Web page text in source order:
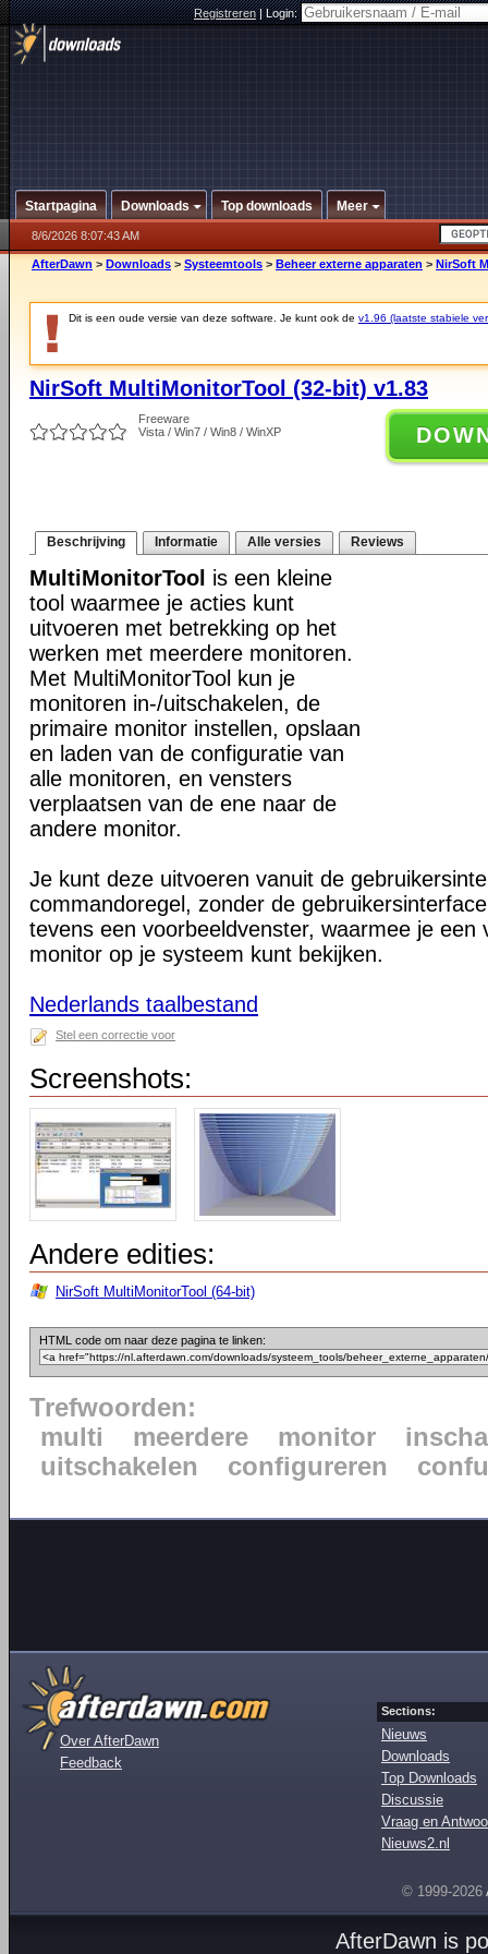
Registreren|Login:
Startpagina Downloads Top downloads Meer
8/6/2026 8:07:43 AM
AfterDawn > Downloads > Systeemtools > Beheer externe apparaten > NirSoft
Dit is een oude versie van deze software. Je kunt ook de v1.96 (laatste stabiele
NirSoft MultiMonitorTool (32-bit) v1.83
Freeware
Vista / Win7 / Win8 / WinXP
Beschrijving Informatie Alle versies Reviews
MultiMonitorTool is een kleine
tool waarmee je acties kunt
uitvoeren met betrekking op het
werken met meerdere monitoren.
Met MultiMonitorTool kun je
monitoren in-/uitschakelen, de
primaire monitor instellen, opslaan
en laden van de configuratie van
alle monitoren, en vensters
verplaatsen van de ene naar de
andere monitor.
Je kunt deze uitvoeren vanuit de
commandoregel, zonder de
tevens een voorbeeldvenster, waarmee je een
monitor op je systeem kunt bekijken.
Nederlands taalbestand
Stel een correctie voor
Screenshots:
Andere edities:
NirSoft MultiMonitorTool (64-bit)
HTML code om naar deze pagina te linken:
Trefwoorden:
multi
meerdere monitor
uitschakelen
configureren
Over AfterDawn
Feedback
Sections:
Nieuws
Downloads
Top Downloads
Discussie
Vraag en
Nieuws2.nl
© 1999-2026
AfterDawn is